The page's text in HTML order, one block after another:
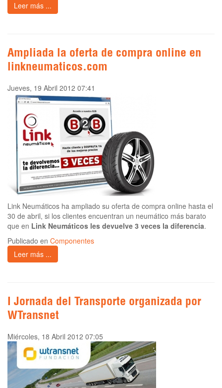
Leer más ...
Ampliada la oferta de compra online en
linkneumaticos.com
Jueves, 19 Abril 2012 07:41
Link Neumáticos ha ampliado su oferta de compra online hasta el
30 de abril, si los clientes encuentran un neumático más barato
que en Link Neumáticos les devuelve 3 veces la diferencia.
Publicado en Componentes
Leer más ...
I Jornada del Transporte organizada por
WTransnet
Miércoles, 18 Abril 2012 07:05